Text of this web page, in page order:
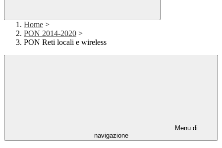
Home >
PON 2014-2020 >
PON Reti locali e wireless
Menu di
navigazione